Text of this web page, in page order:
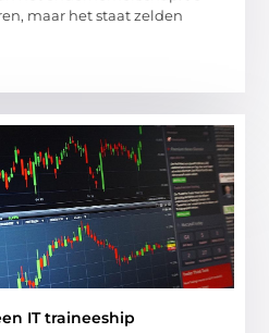
maar het staat zelden
IT traineeship